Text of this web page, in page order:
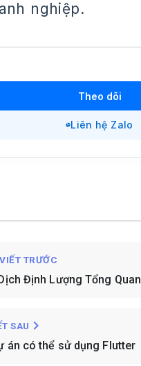
nghiệp.
Theo dõi
Liên hệ Zalo
TRƯỚC
Định Lượng Tổng Quan
SAU
án có thể sử dụng Flutter